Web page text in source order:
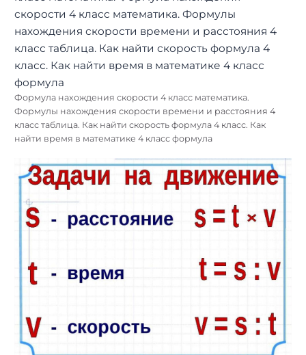
Формула нахождения скорости 4 класс математика.
Формулы нахождения скорости времени и расстояния 4
класс таблица. Как найти скорость формула 4 класс. Как
найти время в математике 4 класс формула